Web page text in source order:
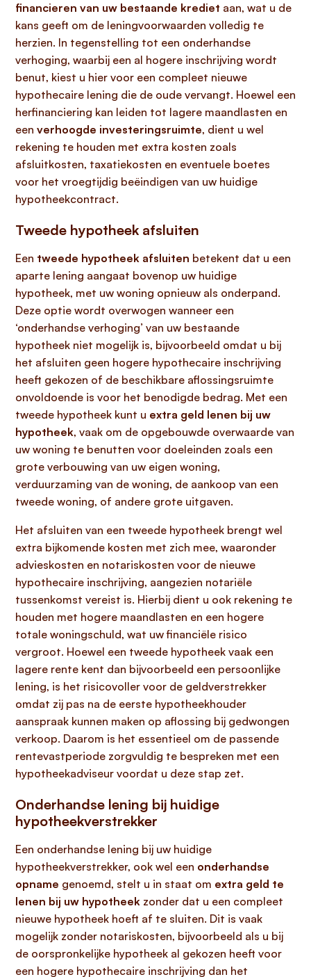
financieren van uw bestaande krediet aan, wat u de
kans geeft om de leningvoorwaarden volledig te
herzien. In tegenstelling tot een onderhandse
verhoging, waarbij een al hogere inschrijving wordt
benut, kiest u hier voor een compleet nieuwe
hypothecaire lening die de oude vervangt. Hoewel een
herfinanciering kan leiden tot lagere maandlasten en
een verhoogde investeringsruimte, dient u wel
rekening te houden met extra kosten zoals
afsluitkosten, taxatiekosten en eventuele boetes
voor het vroegtijdig beëindigen van uw huidige
hypotheekcontract.
Tweede hypotheek afsluiten
Een tweede hypotheek afsluiten betekent dat u een
aparte lening aangaat bovenop uw huidige
hypotheek, met uw woning opnieuw als onderpand.
Deze optie wordt overwogen wanneer een
‘onderhandse verhoging’ van uw bestaande
hypotheek niet mogelijk is, bijvoorbeeld omdat u bij
het afsluiten geen hogere hypothecaire inschrijving
heeft gekozen of de beschikbare aflossingsruimte
onvoldoende is voor het benodigde bedrag. Met een
tweede hypotheek kunt u extra geld lenen bij uw
hypotheek, vaak om de opgebouwde overwaarde van
uw woning te benutten voor doeleinden zoals een
grote verbouwing van uw eigen woning,
verduurzaming van de woning, de aankoop van een
tweede woning, of andere grote uitgaven.
Het afsluiten van een tweede hypotheek brengt wel
extra bijkomende kosten met zich mee, waaronder
advieskosten en notariskosten voor de nieuwe
hypothecaire inschrijving, aangezien notariële
tussenkomst vereist is. Hierbij dient u ook rekening te
houden met hogere maandlasten en een hogere
totale woningschuld, wat uw financiële risico
vergroot. Hoewel een tweede hypotheek vaak een
lagere rente kent dan bijvoorbeeld een persoonlijke
lening, is het risicovoller voor de geldverstrekker
omdat zij pas na de eerste hypotheekhouder
aanspraak kunnen maken op aflossing bij gedwongen
verkoop. Daarom is het essentieel om de passende
rentevastperiode zorgvuldig te bespreken met een
hypotheekadviseur voordat u deze stap zet.
Onderhandse lening bij huidige
hypotheekverstrekker
Een onderhandse lening bij uw huidige
hypotheekverstrekker, ook wel een onderhandse
opname genoemd, stelt u in staat om extra geld te
lenen bij uw hypotheek zonder dat u een compleet
nieuwe hypotheek hoeft af te sluiten. Dit is vaak
mogelijk zonder notariskosten, bijvoorbeeld als u bij
de oorspronkelijke hypotheek al gekozen heeft voor
een hogere hypothecaire inschrijving dan het